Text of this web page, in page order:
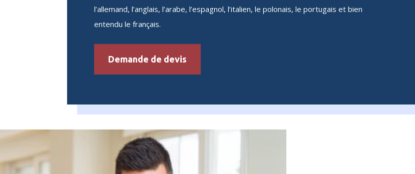
l’allemand, l’anglais, l’arabe, l’espagnol, l’italien, le polonais, le portugais et bien
entendu le français.
Demande de devis